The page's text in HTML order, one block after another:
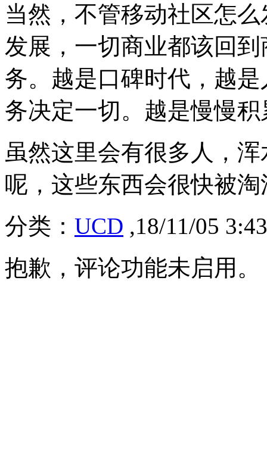
当然，不管移动社区怎
发展，一切商业都该回
务。越是口碑时代，越
务决定一切。越是慢慢
虽然这里会有很多人，
呢，这些东西会很快被淘
分类： UCD ,18/11/05
抱歉，评论功能未启用。